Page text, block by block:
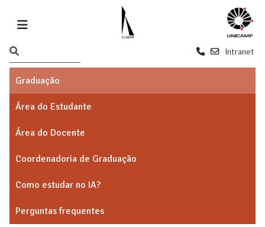
Intranet
Graduação
Área do Estudante
Área do Docente
Coordenadoria de Graduação
Como estudar no IA?
Perguntas frequentes